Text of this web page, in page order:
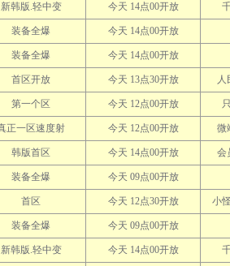
新韩版.轻中变 今天 14点00开放
装备全爆 今天 14点00开放
装备全爆 今天 14点00开放
首区开放 今天 13点30开放 人
第一个区 今天 12点00开放
正一区速度射 今天 12点00开放 微
韩版首区 今天 14点00开放 会
装备全爆 今天 09点00开放
首区 今天 12点30开放 小
装备全爆 今天 09点00开放
新韩版.轻中变 今天 14点00开放